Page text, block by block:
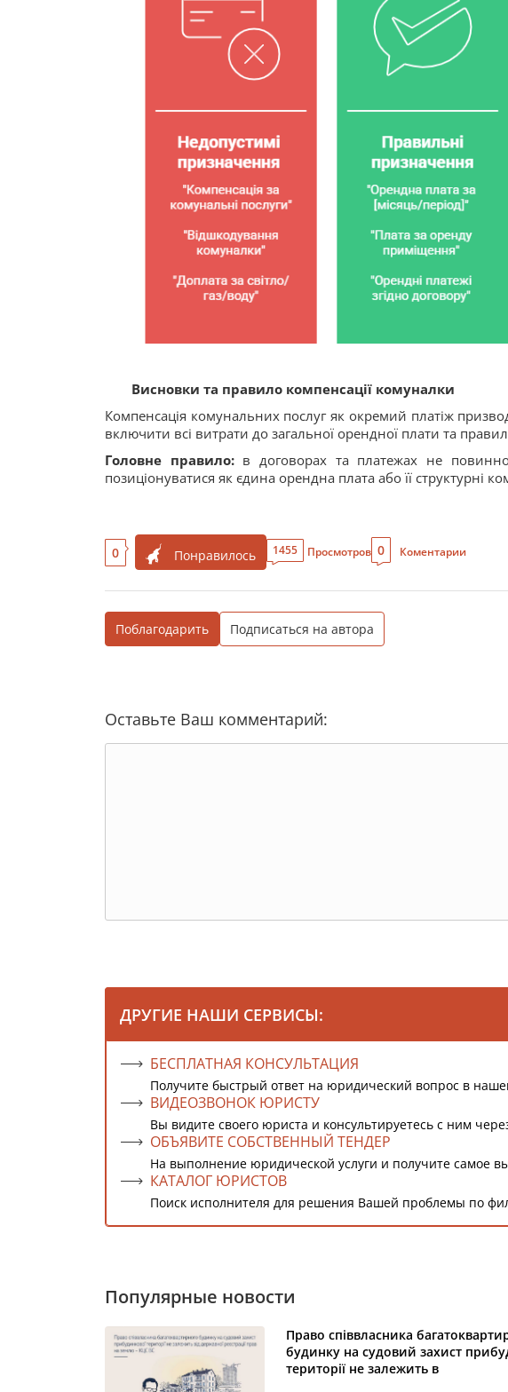
Висновки та правило компенсації комуналки
Компенсація комунальних послуг як окремий платіж
включити всі витрати до загальної орендної плати та
Головне правило:в договорах та платежах не повинно
позиціонуватися як єдина орендна плата або її структурні
0 Понравилось 1455 Просмотров 0 Коментарии
Поблагодарить Подписаться на автора
Оставьте Ваш комментарий:
ДРУГИЕ НАШИ СЕРВИСЫ:
БЕСПЛАТНАЯ КОНСУЛЬТАЦИЯ
Получите быстрый ответ на юридический вопрос в
ВИДЕОЗВОНОК ЮРИСТУ
Вы видите своего юриста и консультируетесь с ним
ОБЪЯВИТЕ СОБСТВЕННЫЙ ТЕНДЕР
На выполнение юридической услуги и получите самое
КАТАЛОГ ЮРИСТОВ
Поиск исполнителя для решения Вашей проблемы по
Популярные новости
Право співвласника
будинку на судовий захист
території не залежить в